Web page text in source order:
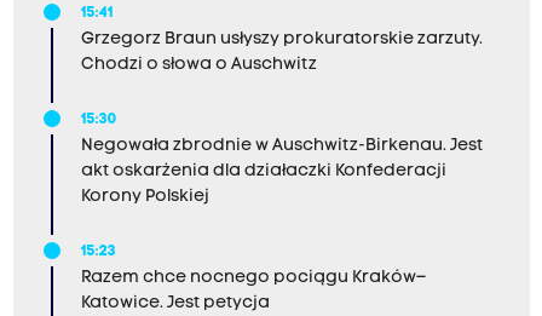
15:41
Grzegorz Braun usłyszy prokuratorskie zarzuty.
Chodzi o słowa o Auschwitz
15:30
Negowała zbrodnie w Auschwitz-Birkenau. Jest
akt oskarżenia dla działaczki Konfederacji
Korony Polskiej
15:23
Razem chce nocnego pociągu Kraków–
Katowice. Jest petycja